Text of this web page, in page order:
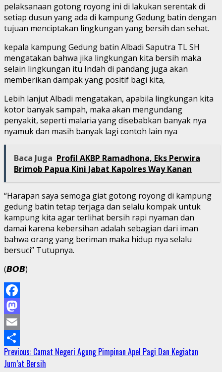
pelaksanaan gotong royong ini di lakukan serentak di
setiap dusun yang ada di kampung Gedung batin dengan
tujuan menciptakan lingkungan yang bersih dan sehat.
kepala kampung Gedung batin Albadi Saputra TL SH
mengatakan bahwa jika lingkungan kita bersih maka
selain lingkungan itu Indah di pandang juga akan
memberikan dampak yang positif bagi kita,
Lebih lanjut Albadi mengatakan, apabila lingkungan kita
kotor banyak sampah, maka akan mengundang
penyakit, seperti malaria yang disebabkan banyak nya
nyamuk dan masih banyak lagi contoh lain nya
Baca Juga Profil AKBP Ramadhona, Eks Perwira
Brimob Papua Kini Jabat Kapolres Way Kanan
“Harapan saya semoga giat gotong royong di kampung
gedung batin tetap terjaga dan selalu kompak untuk
kampung kita agar terlihat bersih rapi nyaman dan
damai karena kebersihan adalah sebagian dari iman
bahwa orang yang beriman maka hidup nya selalu
bersuci” Tutupnya.
(𝘽𝙊𝘽)
Facebook
Mastodon
Email
Share
Continue
Previous: Camat Negeri Agung Pimpinan Apel Pagi Dan Kegiatan
Jum’at Bersih